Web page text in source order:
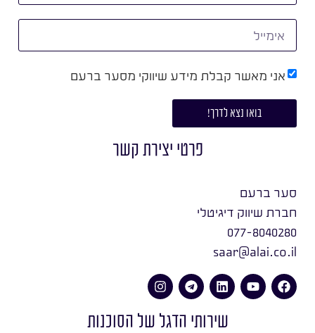
אני מאשר קבלת מידע שיווקי מסער ברעם
בואו נצא לדרך!
פרטי יצירת קשר
סער ברעם
חברת שיווק דיגיטלי
077-8040280
saar@alai.co.il
שירותי הדגל של הסוכנות